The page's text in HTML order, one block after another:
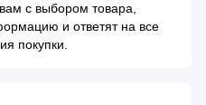
с выбором товара,
и ответят на все
покупки.